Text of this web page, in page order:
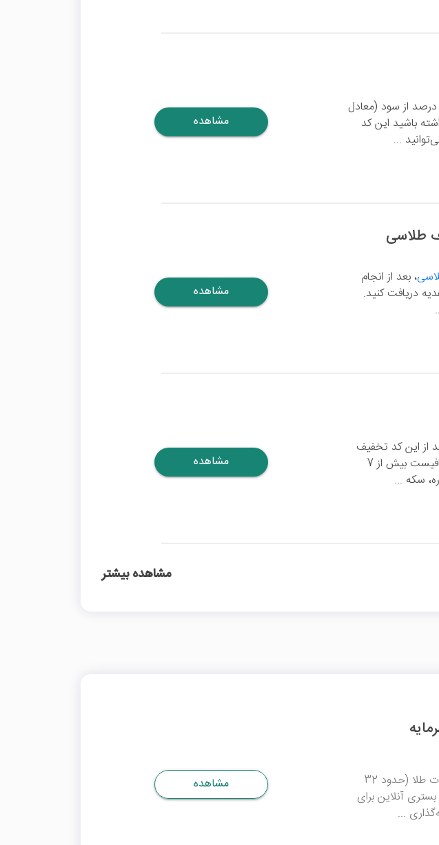
کاربران میوگلد می‌توانند با استفاده از این کد تخفیف 50 درصد از سود (معادل
باشید این کد
...
مشاهده
، بعد از انجام
حدودا 54 هزار تومان) هدیه دریافت کنید.
مشاهده
از این کد تخفیف
استفاده کنید و از 250 هزار تومان تخفیف بهره‌مند شوید. تنها کافیست بیش از 7
سکه ...
مشاهده
مشاهده بیشتر
با ثبت‌نام در پلتفرم اسنپ سرمایه و استفاده از کد معرف، 5 سوت طلا (حدود 32
آنلاین برای
...
مشاهده